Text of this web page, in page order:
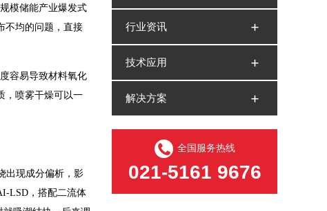
模储能产业爆发式
不均的问题，直接
容易导致材料氧化
，喷雾干燥可以一
出现成分偏析，影
LSD，搭配二流体
行业资讯
技术应用
解决方案
全国服务热线
021-5161 9676